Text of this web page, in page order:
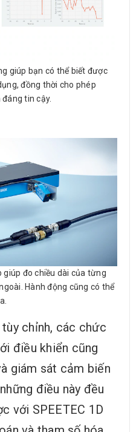
giúp bạn có thể biết được
đồng thời cho phép
tin cậy.
giúp đo chiều dài của từng
Hành động cũng có thể
chỉnh, các chức
điều khiển cũng
giám sát cảm biến
điều này đều
với SPEETEC 1D